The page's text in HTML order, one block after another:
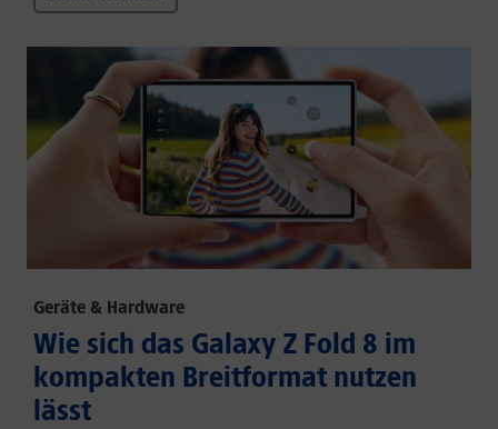
Geräte & Hardware
Wie sich das Galaxy Z Fold 8 im
kompakten Breitformat nutzen
lässt